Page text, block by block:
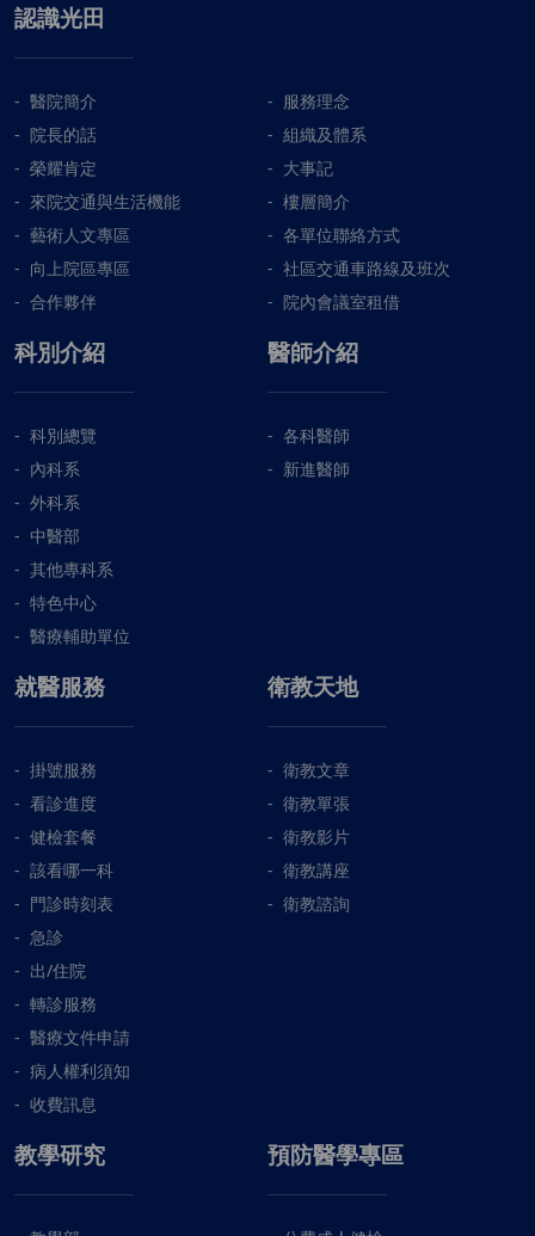
認識光田
醫院簡介
服務理念
院長的話
組織及體系
榮耀肯定
大事記
來院交通與生活機能
樓層簡介
藝術人文專區
各單位聯絡方式
向上院區專區
社區交通車路線及班次
合作夥伴
院內會議室租借
科別介紹
科別總覽
內科系
外科系
中醫部
其他專科系
特色中心
醫療輔助單位
醫師介紹
各科醫師
新進醫師
就醫服務
掛號服務
看診進度
健檢套餐
該看哪一科
門診時刻表
急診
出/住院
轉診服務
醫療文件申請
病人權利須知
收費訊息
衛教天地
衛教文章
衛教單張
衛教影片
衛教講座
衛教諮詢
教學研究 預防醫學專區